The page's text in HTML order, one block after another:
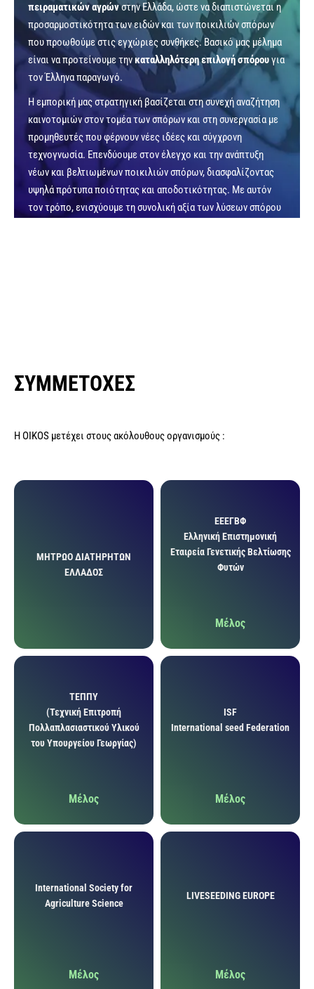
πειραματικών αγρώνστην Ελλάδα, ώστε να διαπιστώνεται η
προσαρμοστικότητα των ειδών και των ποικιλιών σπόρων
που προωθούμε στις εγχώριες συνθήκες. Βασικό μας μέλημα
είναι να προτείνουμε τηνκαταλληλότερη επιλογή σπόρουγια
τον Έλληνα παραγωγό.
Η εμπορική μας στρατηγική βασίζεται στη συνεχή αναζήτηση
καινοτομιών στον τομέα των σπόρων και στη συνεργασία με
προμηθευτές που φέρνουν νέες ιδέες και σύγχρονη
τεχνογνωσία. Επενδύουμε στον έλεγχο και την ανάπτυξη
νέων και βελτιωμένων ποικιλιών σπόρων, διασφαλίζοντας
υψηλά πρότυπα ποιότητας και αποδοτικότητας. Με αυτόν
τον τρόπο, ενισχύουμε τη συνολική αξία των λύσεων σπόρου
ΣΥΜΜΕΤΟΧΕΣ
Η OIKOS μετέχει στους ακόλουθους οργανισμούς :
ΜΗΤΡΩΟ ΔΙΑΤΗΡΗΤΩΝ
ΕΛΛΑΔΟΣ
ΕΕΕΓΒΦ
Ελληνική Επιστημονική
Εταιρεία Γενετικής Βελτίωσης
Φυτών
Μέλος
ΤΕΠΠΥ
(Τεχνική Επιτροπή
Πολλαπλασιαστικού Υλικού
του Υπουργείου Γεωργίας)
Μέλος
ISF
International seed Federation
Μέλος
International Society for
Agriculture Science
Μέλος
LIVESEEDING EUROPE
Μέλος